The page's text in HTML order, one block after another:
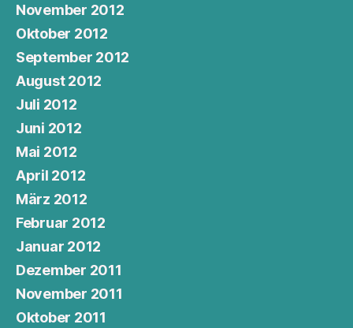
November 2012
Oktober 2012
September 2012
August 2012
Juli 2012
Juni 2012
Mai 2012
April 2012
März 2012
Februar 2012
Januar 2012
Dezember 2011
November 2011
Oktober 2011